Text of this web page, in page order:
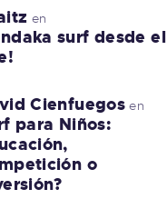
en
surf desde el
Cienfuegos en
para Niños:
o